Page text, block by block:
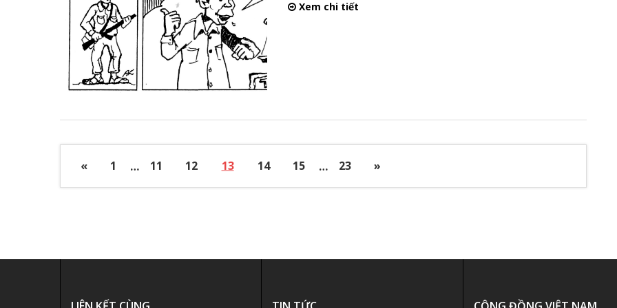
Xem chi tiết
« 1 … 11 12 13 14 15 … 23 »